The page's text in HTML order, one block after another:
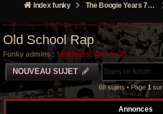
Index funky The Boogie Years 70’s/80’s
Old School Rap
Funky admins : funkiness, Wonder B
NOUVEAU SUJET
68 sujets • Page 1 sur
Annonces